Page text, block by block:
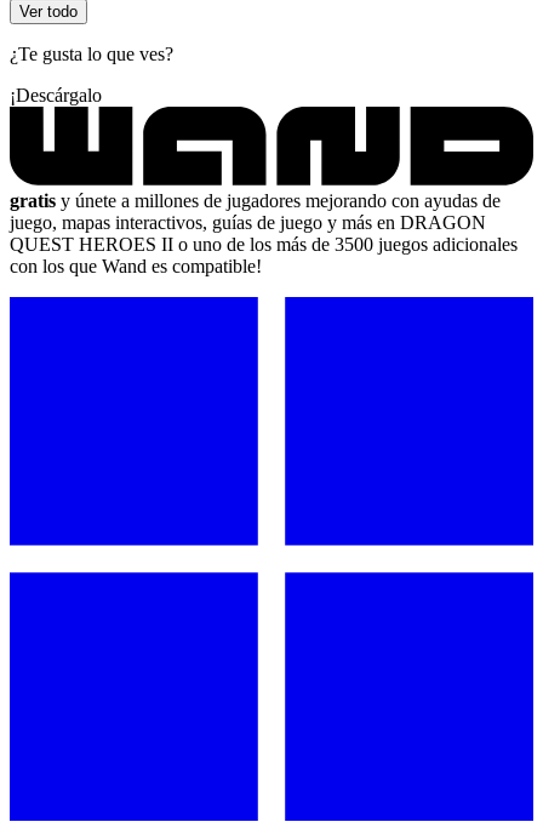
Ver todo
¿Te gusta lo que ves?
¡Descárgalo
gratis y únete a millones de jugadores mejorando con ayudas de
juego, mapas interactivos, guías de juego y más en DRAGON
QUEST HEROES II o uno de los más de 3500 juegos adicionales
con los que Wand es compatible!